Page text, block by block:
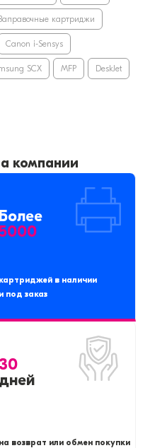
картриджи
Canon i-Sensys
SCX MFP DeskJet
компании
Более
картриджей в наличии
и под заказ
30
дней
на возврат или обмен покупки